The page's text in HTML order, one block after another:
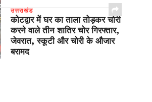
उत्तराखंड
कोटद्वार में घर का ताला तोड़कर चोरी
करने वाले तीन शातिर चोर गिरफ्तार,
जेवरात, स्कूटी और चोरी के औजार
बरामद